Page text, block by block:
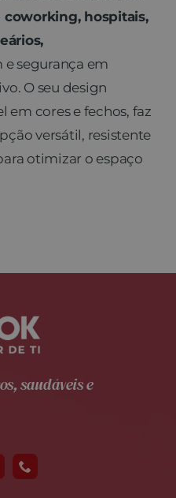
coworking, hospitais,
segurança em
O seu design
em cores e fechos, faz
versátil, resistente
otimizar o espaço
saudáveis e